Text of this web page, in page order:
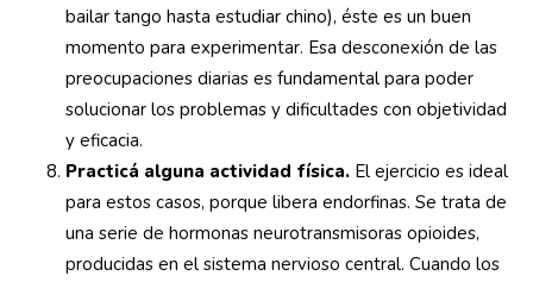
bailar tango hasta estudiar chino), éste es un buen
momento para experimentar. Esa desconexión de las
preocupaciones diarias es fundamental para poder
solucionar los problemas y dificultades con objetividad
y eficacia.
Practicá alguna actividad física. El ejercicio es ideal
para estos casos, porque libera endorfinas. Se trata de
una serie de hormonas neurotransmisoras opioides,
producidas en el sistema nervioso central. Cuando los